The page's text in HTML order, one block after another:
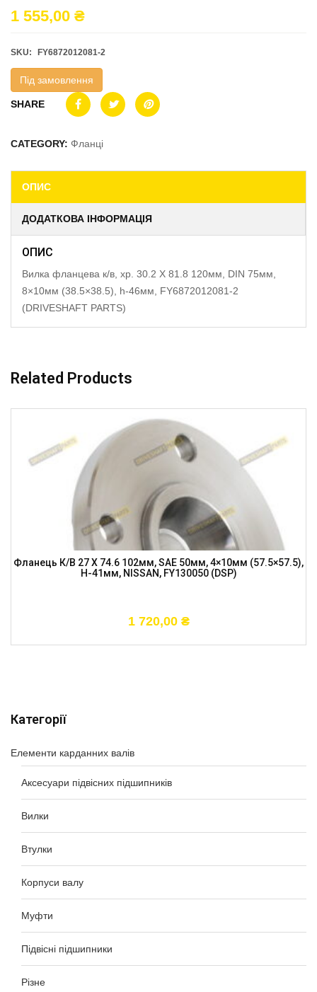
Категорії
Елементи карданних валів
Аксесуари підвісних підшипників
Вилки
Втулки
Корпуси валу
Муфти
Підвісні підшипники
Різне
1 555,00 ₴
SKU: FY6872012081-2
Під замовлення
SHARE
CATEGORY: Фланці
ОПИС
ДОДАТКОВА ІНФОРМАЦІЯ
ОПИС
Вилка фланцева к/в, хр. 30.2 X 81.8 120мм, DIN 75мм,
8×10мм (38.5×38.5), h-46мм, FY6872012081-2
(DRIVESHAFT PARTS)
Related Products
Фланець К/в 27 X 74.6 102мм, SAE 50мм, 4×10мм (57.5×57.5),
H-41мм, NISSAN, FY130050 (DSP)
1 720,00 ₴